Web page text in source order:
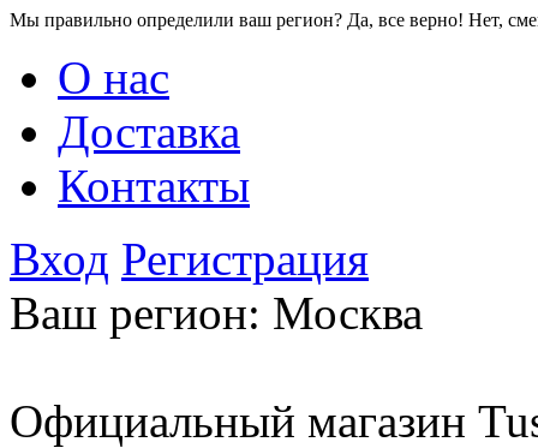
Мы правильно определили ваш регион? Да, все верно! Нет,
О нас
Доставка
Контакты
Вход Регистрация
Ваш регион: Москва
Официальный магазин